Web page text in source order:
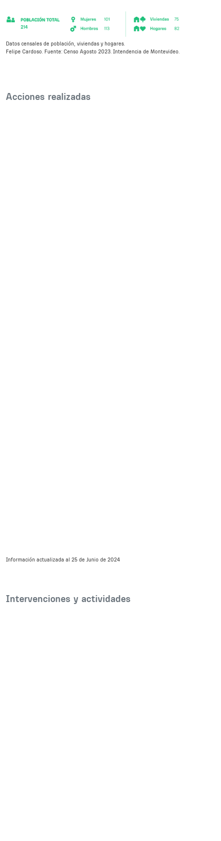
Datos censales de población, viviendas y hogares.
Felipe Cardoso. Fuente: Censo Agosto 2023. Intendencia de Montevideo.
Acciones realizadas
Información actualizada al 25 de Junio de 2024
Intervenciones y actividades